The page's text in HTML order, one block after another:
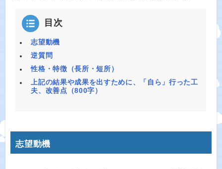
目次
志望動機
逆質問
性格・特徴（長所・短所）
上記の結果や成果を出すために、「自ら」行った工
夫、改善点（800字）
志望動機